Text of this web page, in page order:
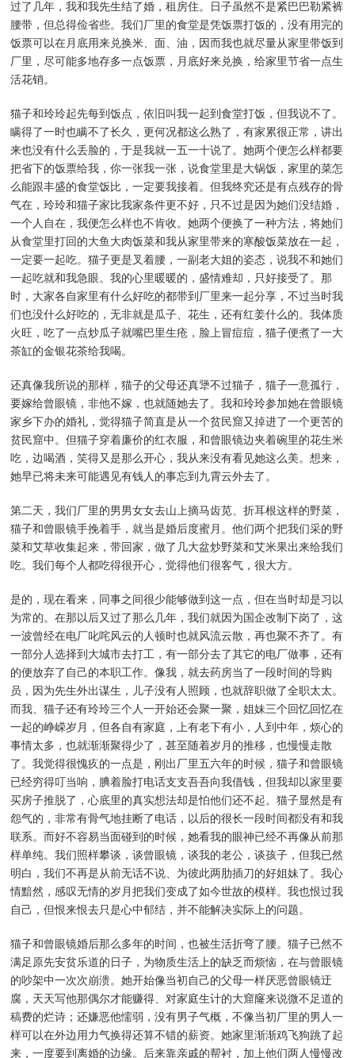
过了几年，我和我先生结了婚，租房住。日子虽然不是紧巴巴勒紧裤
腰带，但总得俭省些。我们厂里的食堂是凭饭票打饭的，没有用完的
饭票可以在月底用来兑换米、面、油，因而我也就尽量从家里带饭到
厂里，尽可能多地存多一点饭票，月底好来兑换，给家里节省一点生
活花销。
猫子和玲玲起先每到饭点，依旧叫我一起到食堂打饭，但我说不了。
瞒得了一时也瞒不了长久，更何况都这么熟了，有家累很正常，讲出
来也没有什么丢脸的，于是我就一五一十说了。她两个便怎么样都要
把省下的饭票给我，你一张我一张，说食堂里是大锅饭，家里的菜怎
么能跟丰盛的食堂饭比，一定要我接着。但我终究还是有点残存的骨
气在，玲玲和猫子家比我家条件更不好，只不过是因为她们没结婚，
一个人自在，我便怎么样也不肯收。她两个便换了一种方法，将她们
从食堂里打回的大鱼大肉饭菜和我从家里带来的寒酸饭菜放在一起，
一定要一起吃。猫子更是叉着腰，一副老大姐的姿态，说我不和她们
一起吃就和我急眼。我的心里暖暖的，盛情难却，只好接受了。那
时，大家各自家里有什么好吃的都带到厂里来一起分享，不过当时我
们也没什么好吃的，无非就是瓜子、花生，还有红姜什么的。我体质
火旺，吃了一点炒瓜子就嘴巴里生疮，脸上冒痘痘，猫子便煮了一大
茶缸的金银花茶给我喝。
还真像我所说的那样，猫子的父母还真犟不过猫子，猫子一意孤行，
要嫁给曾眼镜，非他不嫁，也就随她去了。我和玲玲参加她在曾眼镜
家乡下办的婚礼，觉得猫子简直是从一个贫民窟又掉进了一个更苦的
贫民窟中。但猫子穿着廉价的红衣服，和曾眼镜边夹着碗里的花生米
吃，边喝酒，笑得又是那么开心，我从来没有看见她这么美。想来，
她早已将未来可能遇见有钱人的事忘到九霄云外去了。
第二天，我们厂里的男男女女去山上摘马齿苋、折耳根这样的野菜，
猫子和曾眼镜手挽着手，就当是婚后度蜜月。他们两个把我们采的野
菜和艾草收集起来，带回家，做了几大盆炒野菜和艾米果出来给我们
吃。我们每个人都吃得很开心，觉得他们很客气，很大方。
是的，现在看来，同事之间很少能够做到这一点，但在当时却是习以
为常的。在那以后又过了那么几年，我们就因为国企改制下岗了，这
一波曾经在电厂叱咤风云的人顿时也就风流云散，再也聚不齐了。有
一部分人选择到大城市去打工，有一部分去了其它的电厂做事，还有
的便放弃了自己的本职工作。像我，就去药房当了一段时间的导购
员，因为先生外出谋生，儿子没有人照顾，也就辞职做了全职太太。
而我、猫子还有玲玲三个人一开始还会聚一聚，姐妹三个回忆回忆在
一起的峥嵘岁月，但各自有家庭，上有老下有小，人到中年，烦心的
事情太多，也就渐渐聚得少了，甚至随着岁月的推移，也慢慢走散
了。我觉得很愧疚的一点是，刚出厂里五六年的时候，猫子和曾眼镜
已经穷得叮当响，腆着脸打电话支支吾吾向我借钱，但我却以家里要
买房子推脱了，心底里的真实想法却是怕他们还不起。猫子显然是有
怨气的，非常有骨气地挂断了电话，以后的很长一段时间都没有和我
联系。而好不容易当面碰到的时候，她看我的眼神已经不再像从前那
样单纯。我们照样攀谈，谈曾眼镜，谈我的老公，谈孩子，但我已然
明白，我们不再是从前无话不说、为彼此两肋插刀的好姐妹了。我心
情黯然，感叹无情的岁月把我们变成了如今世故的模样。我也恨过我
自己，但恨来恨去只是心中郁结，并不能解决实际上的问题。
猫子和曾眼镜婚后那么多年的时间，也被生活折弯了腰。猫子已然不
满足原先安贫乐道的日子，为物质生活上的缺乏而烦恼，在与曾眼镜
的吵架中一次次崩溃。她开始像当初自己的父母一样厌恶曾眼镜迂
腐，天天写他那偶尔才能赚得、对家庭生计的大窟窿来说微不足道的
稿费的烂诗；还嫌恶他懦弱，没有男子气概，不像当初厂里的男人一
样可以在外边用力气换得还算不错的薪资。她家里渐渐鸡飞狗跳了起
来，一度要到离婚的边缘。后来靠亲戚的帮衬，加上他们两人慢慢改